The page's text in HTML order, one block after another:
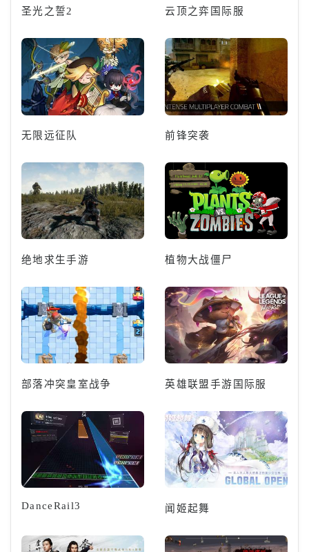
圣光之誓2 云顶之弈国际服
无限远征队 前锋突袭
绝地求生手游 植物大战僵尸
部落冲突皇室战争 英雄联盟手游国际服
DanceRail3 闻姬起舞